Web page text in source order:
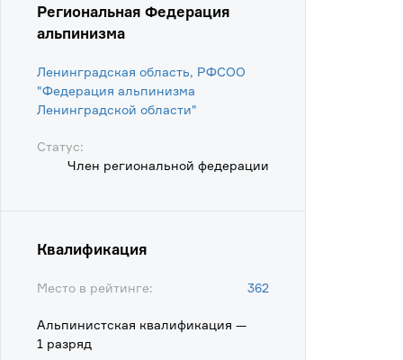
Региональная Федерация
альпинизма
Ленинградская область, РФСОО
"Федерация альпинизма
Ленинградской области"
Статус:
Член региональной федерации
Квалификация
Место в рейтинге: 362
Альпинистская квалификация —
1 разряд